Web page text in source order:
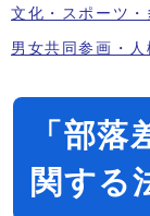
文化・スポーツ・
男女共同参画・人
「部
関する